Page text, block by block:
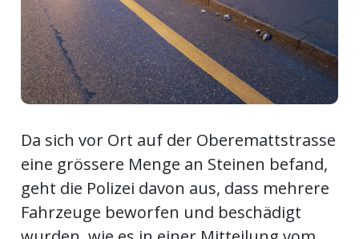
Da sich vor Ort auf der Oberemattstrasse
eine grössere Menge an Steinen befand,
geht die Polizei davon aus, dass mehrere
Fahrzeuge beworfen und beschädigt